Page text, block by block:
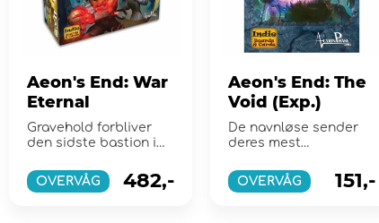
Aeon's End: War
Eternal
Gravehold forbliver
den sidste bastion i
OVERVÅG
482,-
Aeon's End: The
Void (Exp.)
De navnløse sender
deres mest
ud for at belejre hvad
der e...
OVERVÅG 151,-